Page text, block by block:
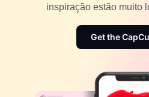
Aprimorador de imagens
Dreamina Seedance 2.5
Gemini Omni
Modelos de aniversário
Modelos de efeitos
Programa de pioneiros
Programa de parceiros
inspiração estão muito
Get the